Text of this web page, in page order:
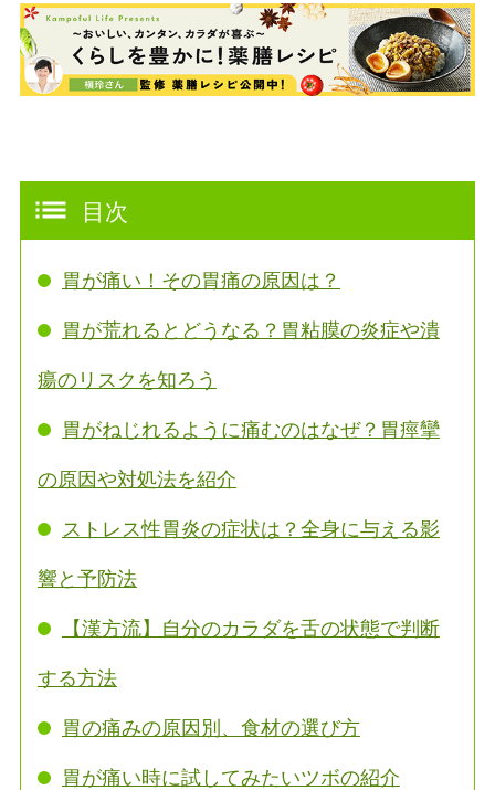
目次
胃が痛い！その胃痛の原因は？
胃が荒れるとどうなる？胃粘膜の炎症や潰
瘍のリスクを知ろう
胃がねじれるように痛むのはなぜ？胃痙攣
の原因や対処法を紹介
ストレス性胃炎の症状は？全身に与える影
響と予防法
【漢方流】自分のカラダを舌の状態で判断
する方法
胃の痛みの原因別、食材の選び方
胃が痛い時に試してみたいツボの紹介